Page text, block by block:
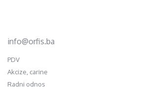
info@orfis.ba
PDV
Akcize, carine
Radni odnos